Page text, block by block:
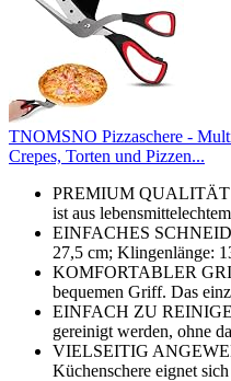
TNOMSNO Pizzaschere -
Crepes, Torten und Pizzen...
PREMIUM QUALITÄT
ist aus
EINFACHES
27,5 cm; Klingenlänge:
KOMFORTABLER
bequemen Griff. Das
EINFACH ZU
gereinigt werden, ohne
VIELSEITIG
Küchenschere eignet